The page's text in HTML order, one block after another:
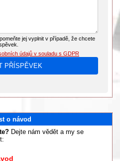
jej vyplnit v případě, že chcete
údajů v souladu s GDPR
o návod
Dejte nám vědět a my se